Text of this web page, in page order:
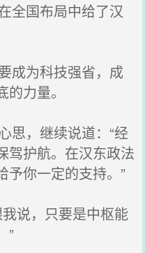
全国布局中给了汉
成为科技强省，成
力量。
思，继续说道：“经
驾护航。在汉东政法
予你一定的支持。”
说，只要是中枢能
”